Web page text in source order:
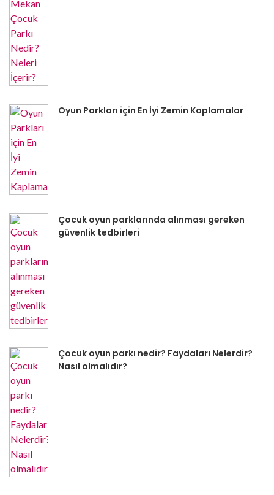
Oyun Parkları için En İyi Zemin Kaplamalar
Çocuk oyun parklarında alınması gereken
güvenlik tedbirleri
Çocuk oyun parkı nedir? Faydaları Nelerdir?
Nasıl olmalıdır?